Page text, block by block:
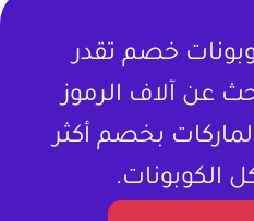
خصم تقدر
عن آلاف الرموز
بخصم أكثر
الكوبونات.